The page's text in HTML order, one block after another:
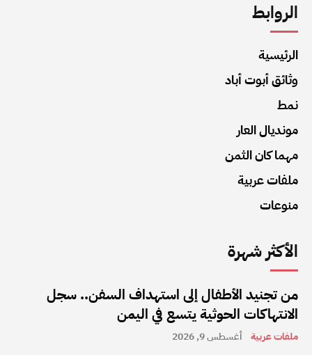
الروابط
الرئيسية
وثائق أبوت أباد
نمط
مونديال العار
مهما كان الثمن
ملفات عربية
منوعات
الأكثر شهرة
من تجنيد الأطفال إلى استهداف السفن.. سجل
الانتهاكات الحوثية يتسع في اليمن
ملفات عربية أغسطس 9, 2026